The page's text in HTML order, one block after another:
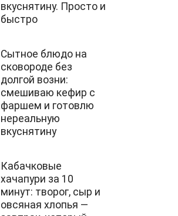
вкуснятину. Просто и
быстро
Сытное блюдо на
сковороде без
долгой возни:
смешиваю кефир с
фаршем и готовлю
нереальную
вкуснятину
Кабачковые
хачапури за 10
минут: творог, сыр и
овсяная хлопья —